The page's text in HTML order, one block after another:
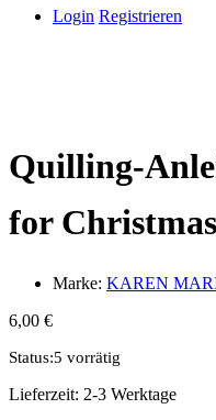
Login Registrieren
Quilling-
for Christmas
Marke: KAREN
6,00 €
Status:5 vorrätig
Lieferzeit: 2-3 Werktage